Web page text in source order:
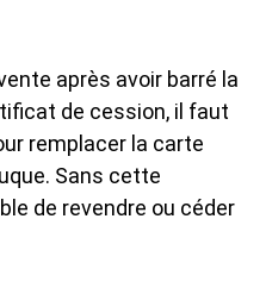
après avoir barré la
de cession, il faut
remplacer la carte
Sans cette
de revendre ou céder